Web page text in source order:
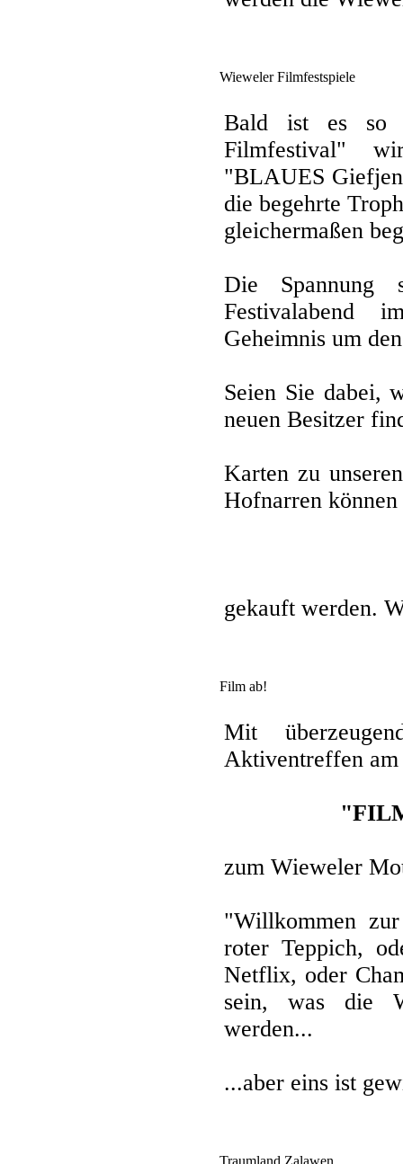
Wieweler Filmfestspiele
Bald ist es so
Filmfestival"
"BLAUES
die begehrte
gleichermaßen
Die
Festivalabend
Geheimnis um
Seien Sie dabei,
neuen Besitzer
Karten zu
Hofnarren
gekauft werden.
Film ab!
Mit
Aktiventreffen am
zum Wieweler
"Willkommen
roter Teppich,
Netflix, oder
sein, was die
werden...
...aber eins ist
Traumland Zalawen